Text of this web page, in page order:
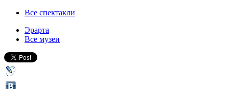
Все спектакли
Эрарта
Все музеи